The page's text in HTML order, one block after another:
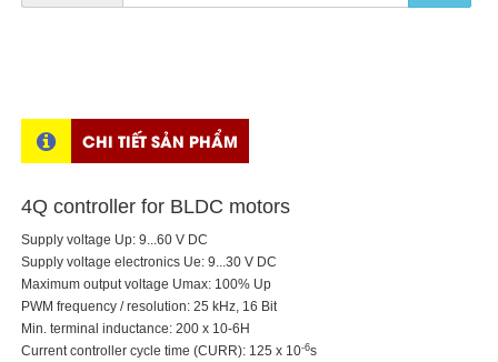
CHI TIẾT SẢN PHẨM
4Q controller for BLDC motors
Supply voltage Up: 9...60 V DC
Supply voltage electronics Ue: 9...30 V DC
Maximum output voltage Umax: 100% Up
PWM frequency / resolution: 25 kHz, 16 Bit
Min. terminal inductance: 200 x 10-6H
Current controller cycle time (CURR): 125 x 10-6s